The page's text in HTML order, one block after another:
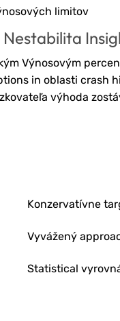
limitov
Výnosovým
in oblasti crash
výhoda
Konzervatívne
Vyvážený
Statistical